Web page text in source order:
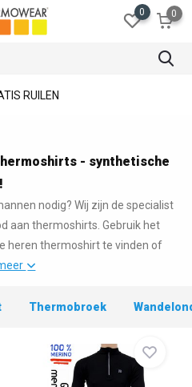
0 0
RUILEN
- synthetische
nodig? Wij zijn de specialist
aan thermoshirts. Gebruik het
heren thermoshirt te vinden of
Thermobroek